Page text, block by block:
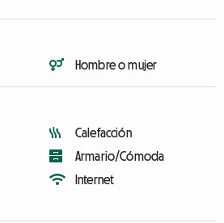
Hombre o mujer
Calefacción
Armario/Cómoda
Internet